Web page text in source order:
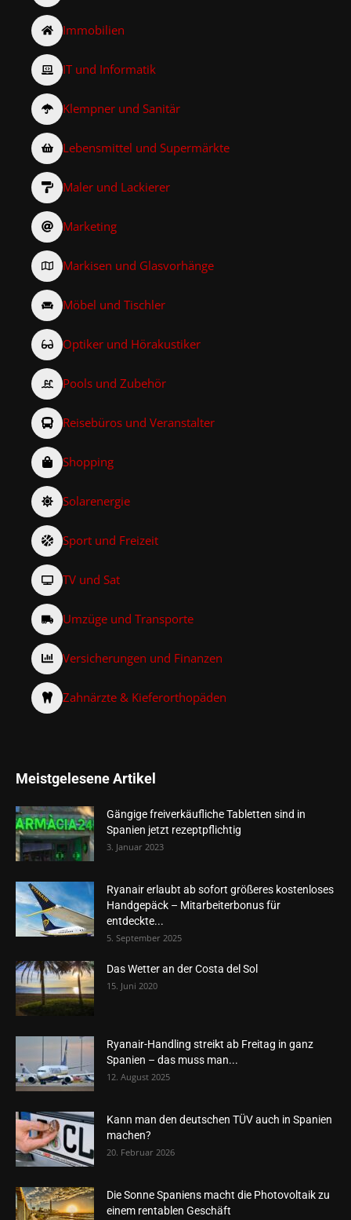
Immobilien
IT und Informatik
Klempner und Sanitär
Lebensmittel und Supermärkte
Maler und Lackierer
Marketing
Markisen und Glasvorhänge
Möbel und Tischler
Optiker und Hörakustiker
Pools und Zubehör
Reisebüros und Veranstalter
Shopping
Solarenergie
Sport und Freizeit
TV und Sat
Umzüge und Transporte
Versicherungen und Finanzen
Zahnärzte & Kieferorthopäden
Meistgelesene Artikel
Gängige freiverkäufliche Tabletten sind in
Spanien jetzt rezeptpflichtig
3. Januar 2023
Ryanair erlaubt ab sofort größeres kostenloses
Handgepäck – Mitarbeiterbonus für
entdeckte...
5. September 2025
Das Wetter an der Costa del Sol
15. Juni 2020
Ryanair-Handling streikt ab Freitag in ganz
Spanien – das muss man...
12. August 2025
Kann man den deutschen TÜV auch in Spanien
machen?
20. Februar 2026
Die Sonne Spaniens macht die Photovoltaik zu
einem rentablen Geschäft